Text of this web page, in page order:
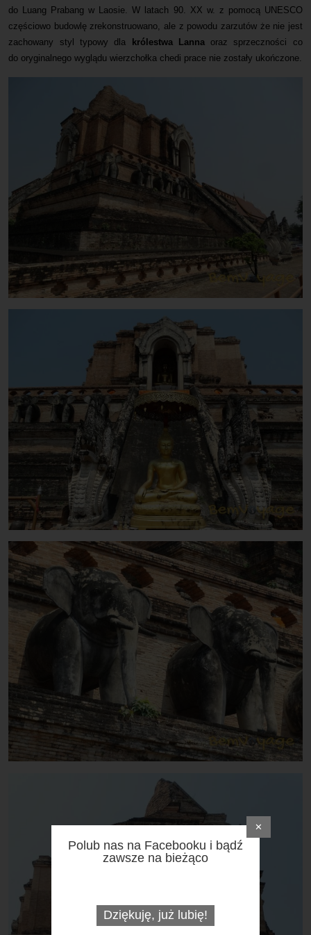
do Luang Prabang w Laosie. W latach 90. XX w. z pomocą UNESCO
częściowo budowlę zrekonstruowano, ale z powodu zarzutów że nie jest
zachowany styl typowy dla królestwa Lannaoraz sprzeczności co
do oryginalnego wyglądu wierzchołka chedi prace nie zostały ukończone.
Polub nas na Facebooku i bądź
zawsze na bieżąco
✕
Dziękuję, już lubię!